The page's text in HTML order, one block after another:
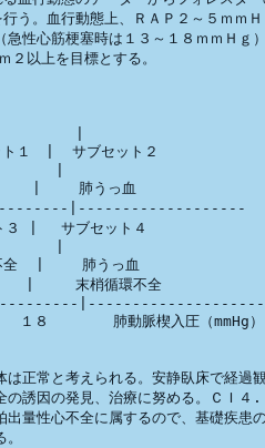
う。血行動態上、ＲＡＰ２～５ｍｍ
心筋梗塞時は１３～１８ｍｍＨｇ
以上を目標とする。
ブセット２
肺うっ血
|-------------------
ブセット４
　 肺うっ血
末梢循環不全
|--------------------
肺動脈楔入圧（mmHg）
常と考えられる。安静臥床で経過
、治療に努める。ＣＩ４.
に属するので、基礎疾患の